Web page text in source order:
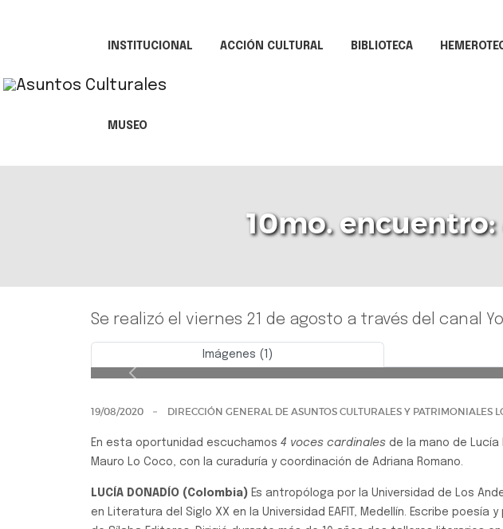
INSTITUCIONAL ACCIÓN CULTURAL BIBLIOTECA
MUSEO
10mo. encuentro:
Se realizó el viernes 21 de agosto a través del canal
Imágenes (1)
10 mo. encuentro: 4 VOCES
Previo
19/08/2020 DIRECCIÓN GENERAL DE ASUNTOS CULTURALES Y PATRIMONIALES
En esta oportunidad escuchamos 4 voces cardinales de la mano de Lucía
Mauro Lo Coco, con la curaduría y coordinación de Adriana Romano.
LUCÍA DONADÍO (Colombia) Es antropóloga por la Universidad de Los
en Literatura del Siglo XX en la Universidad EAFIT, Medellín. Escribe poesía